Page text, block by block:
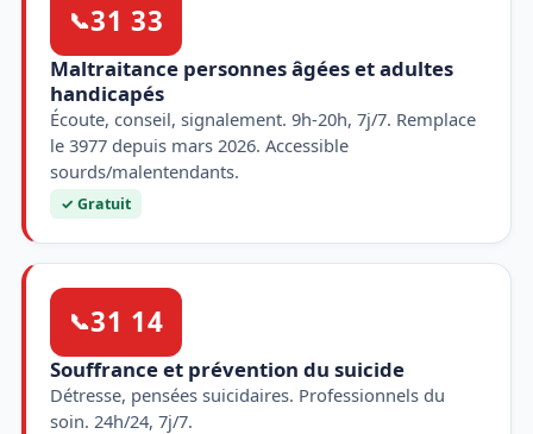
📞31 33
Maltraitance personnes âgées et adultes
handicapés
Écoute, conseil, signalement. 9h-20h, 7j/7. Remplace
le 3977 depuis mars 2026. Accessible
sourds/malentendants.
✓ Gratuit
📞31 14
Souffrance et prévention du suicide
Détresse, pensées suicidaires. Professionnels du
soin. 24h/24, 7j/7.